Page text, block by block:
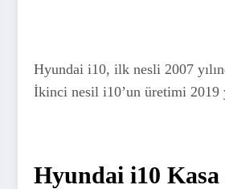
Hyundai i10, ilk nesli 2007
İkinci nesil i10’un üretimi 2019
Hyundai i10 Kasa